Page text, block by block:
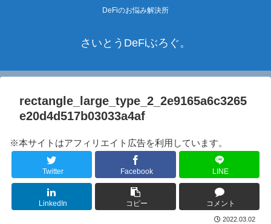
DeFiのお悩み解決所
さいとうDeFiぶろぐ。
rectangle_large_type_2_2e9165a6c3265
e20d4d517b03033a4af
※本サイトはアフィリエイト広告を利用しています。
Twitter Facebook LINE
LinkedIn コピー コメント
2022.03.02